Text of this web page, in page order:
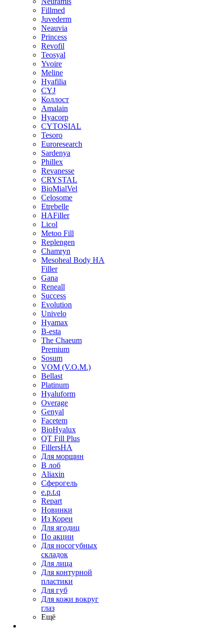
Fillmed
Juvederm
Neauvia
Princess
Revofil
Teosyal
Yvoire
Meline
Hyafilia
CYJ
Коллост
Amalain
Hyacorp
CYTOSIAL
Tesoro
Euroresearch
Sardenya
Phillex
Revanesse
CRYSTAL
BioMialVel
Celosome
Etrebelle
HAFiller
Licol
Metoo Fill
Replengen
Chamryn
Mesoheal Body HA
Filler
Gana
Reneall
Success
Evolution
Univelo
Hyamax
B-esta
The Chaeum
Premium
Sosum
VOM (V.O.M.)
Bellast
Platinum
Hyaluform
Overage
Genyal
Facetem
BioHyalux
QT Fill Plus
FillersHA
Для морщин
В лоб
Aliaxin
Сферогель
e.p.t.q
Repart
Новинки
Из Кореи
Для ягодиц
По акции
Для носогубных
складок
Для лица
Для контурной
пластики
Для губ
Для кожи вокруг
глаз
Ещё